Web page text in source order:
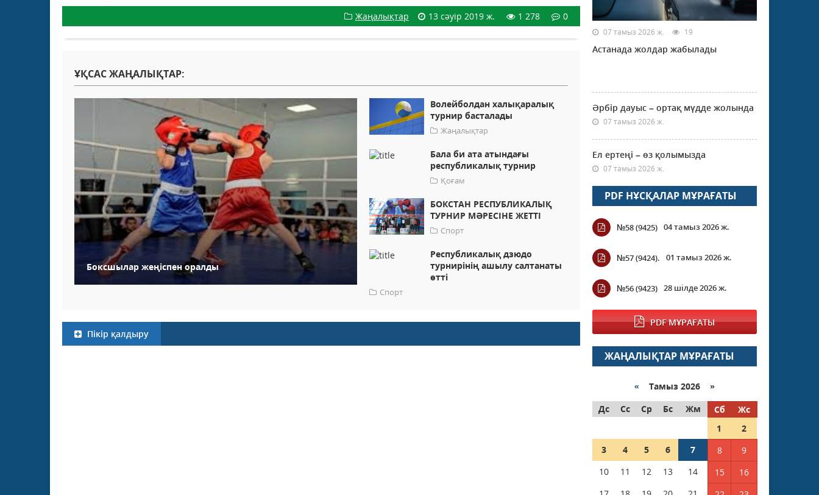
Жаңалықтар
13 сәуір 2019 ж. 1 278 0
ҰҚСАС ЖАҢАЛЫҚТАР:
Боксшылар жеңіспен оралды
Волейболдан халықаралық
турнир басталады
Жаңалықтар
Бала би ата атындағы
республикалық турнир
Қоғам
БОКСТАН РЕСПУБЛИКАЛЫҚ
ТУРНИР МӘРЕСІНЕ ЖЕТТІ
Спорт
Республикалық дзюдо
турнирінің ашылу салтанаты
өтті
Спорт
Пікір қалдыру
07 тамыз 2026 ж. 19
Астанада жолдар жабылады
Әрбір дауыс – ортақ мүдде жолында
07 тамыз 2026 ж.
Ел ертеңі – өз қолымызда
07 тамыз 2026 ж.
PDF НҰСҚАЛАР МҰРАҒАТЫ
№58 (9425) 04 тамыз 2026 ж.
№57 (9424). 01 тамыз 2026 ж.
№56 (9423) 28 шілде 2026 ж.
PDF МҰРАҒАТЫ
ЖАҢАЛЫҚТАР МҰРАҒАТЫ
« Тамыз 2026 »
Дс
Сс Ср Бс Жм Сб
Жс
1
2
3
4 5 6 7 8
9
10
11 12 13 14 15
16